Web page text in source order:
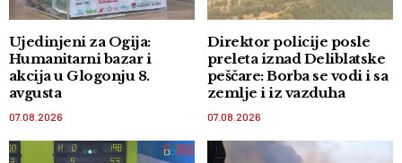
Ujedinjeni za Ogija:
Humanitarni bazar i
akcija u Glogonju 8.
avgusta
07.08.2026
Direktor policije posle
preleta iznad Deliblatske
peščare: Borba se vodi i sa
zemlje i iz vazduha
07.08.2026